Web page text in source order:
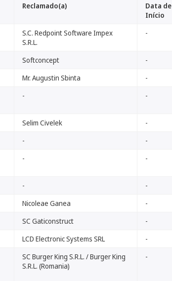
Reclamado(a)
Data de
Início
S.C. Redpoint Software Impex
S.R.L.
-
Softconcept -
Mr. Augustin Sbinta -
- -
Selim Civelek -
- -
- -
- -
Nicoleae Ganea -
SC Gaticonstruct -
LCD Electronic Systems SRL -
SC Burger King S.R.L. / Burger King
S.R.L. (Romania)
-